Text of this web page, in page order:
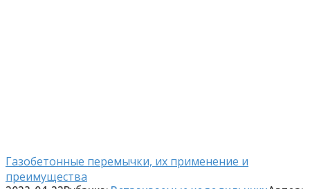
Газобетонные перемычки, их применение и
преимущества